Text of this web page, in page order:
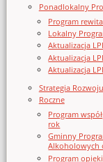
Ponadlokalny
Program
Lokalny
Aktualizacja
Aktualizacja
Aktualizacja
Strategia
Roczne
Program
rok
Gminny
Alkoholowych
Program